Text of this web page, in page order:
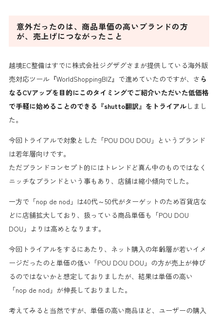
意外だったのは、商品単価の高いブランドの方
が、売上げにつながったこと
越境EC整備はすでに株式会社ジグザグさまが提供している海外販
売対応ツール『WorldShoppingBIZ』で進めていたのですが、さ ら
なるCVアップを目的にこのタイミングでご紹介いただいた低価格
で手軽に始めることのできる『shutto翻訳』をトライアルしまし
た。
今回トライアルで対象とした「POU DOU DOU」というブランド
は若年層向けです。
ただブランドコンセプト的にはトレンドど真ん中のものではなく
ニッチなブランドという事もあり、店舗は縮小傾向でした。
一方で「nop de nod」は40代～50代がターゲットのため百貨店な
どに店舗拡大しており、扱っている商品単価も「POU DOU
DOU」よりは高めとなります。
今回トライアルをするにあたり、ネット購入の年齢層が若いイメ
ージだったのと単価の低い「POU DOU DOU」の方が売上が伸び
るのではないかと想定しておりましたが、結果は単価の高い
「nop de nod」が伸長しておりました。
考えてみると当然ですが、単価の高い商品ほど、ユーザーの購入